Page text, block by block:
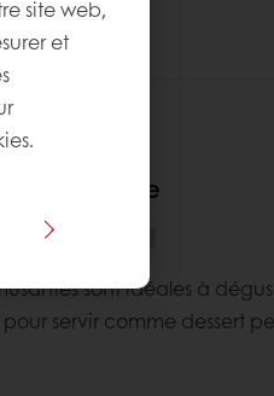
cette recette
sont idéales à
pour servir comme dessert
site web,
et